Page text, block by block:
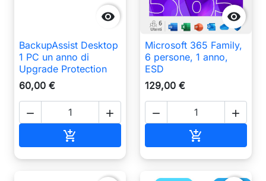

BackupAssist Desktop
1 PC un anno di
Upgrade Protection
60,00 €
 


Microsoft 365 Family,
6 persone, 1 anno,
ESD
129,00 €
 
